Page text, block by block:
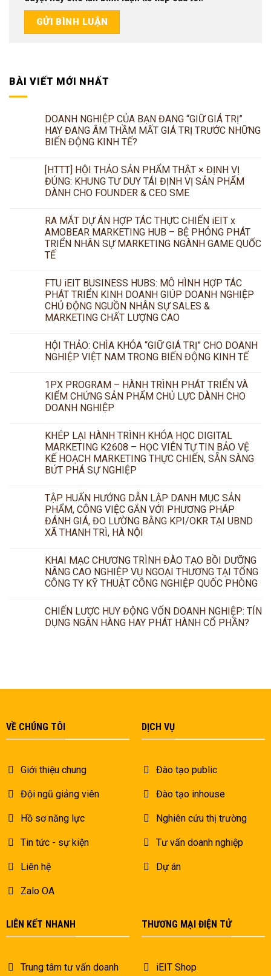
BÀI VIẾT MỚI NHẤT
DOANH NGHIỆP CỦA BẠN ĐANG “GIỮ GIÁ TRỊ”
HAY ĐANG ÂM THẦM MẤT GIÁ TRỊ TRƯỚC NHỮNG
BIẾN ĐỘNG KINH TẾ?
[HTTT] HỘI THẢO SẢN PHẨM THẬT × ĐỊNH VỊ
ĐÚNG: KHUNG TƯ DUY TÁI ĐỊNH VỊ SẢN PHẨM
DÀNH CHO FOUNDER & CEO SME
RA MẮT DỰ ÁN HỢP TÁC THỰC CHIẾN iEIT x
AMOBEAR MARKETING HUB – BỆ PHÓNG PHÁT
TRIỂN NHÂN SỰ MARKETING NGÀNH GAME QUỐC
TẾ
FTU iEIT BUSINESS HUBS: MÔ HÌNH HỢP TÁC
PHÁT TRIỂN KINH DOANH GIÚP DOANH NGHIỆP
CHỦ ĐỘNG NGUỒN NHÂN SỰ SALES &
MARKETING CHẤT LƯỢNG CAO
HỘI THẢO: CHÌA KHÓA “GIỮ GIÁ TRỊ” CHO DOANH
NGHIỆP VIỆT NAM TRONG BIẾN ĐỘNG KINH TẾ
1PX PROGRAM – HÀNH TRÌNH PHÁT TRIỂN VÀ
KIỂM CHỨNG SẢN PHẨM CHỦ LỰC DÀNH CHO
DOANH NGHIỆP
KHÉP LẠI HÀNH TRÌNH KHÓA HỌC DIGITAL
MARKETING K2608 – HỌC VIÊN TỰ TIN BẢO VỆ
KẾ HOẠCH MARKETING THỰC CHIẾN, SẴN SÀNG
BỨT PHÁ SỰ NGHIỆP
TẬP HUẤN HƯỚNG DẪN LẬP DANH MỤC SẢN
PHẨM, CÔNG VIỆC GẮN VỚI PHƯƠNG PHÁP
ĐÁNH GIÁ, ĐO LƯỜNG BẰNG KPI/OKR TẠI UBND
XÃ THANH TRÌ, HÀ NỘI
KHAI MẠC CHƯƠNG TRÌNH ĐÀO TẠO BỒI DƯỠNG
NÂNG CAO NGHIỆP VỤ NGOẠI THƯƠNG TẠI TỔNG
CÔNG TY KỸ THUẬT CÔNG NGHIỆP QUỐC PHÒNG
CHIẾN LƯỢC HUY ĐỘNG VỐN DOANH NGHIỆP: TÍN
DỤNG NGÂN HÀNG HAY PHÁT HÀNH CỔ PHẦN?
VỀ CHÚNG TÔI
Giới thiệu chung
Đội ngũ giảng viên
Hồ sơ năng lực
Tin tức - sự kiện
Liên hệ
Zalo OA
DỊCH VỤ
Đào tạo public
Đào tạo inhouse
Nghiên cứu thị trường
Tư vấn doanh nghiệp
Dự án
LIÊN KẾT NHANH
Trung tâm tư vấn doanh
THƯƠNG MẠI ĐIỆN TỬ
iEIT Shop